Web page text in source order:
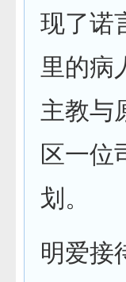
现了诺
里的病
主教与
区一位
划。
明爱接